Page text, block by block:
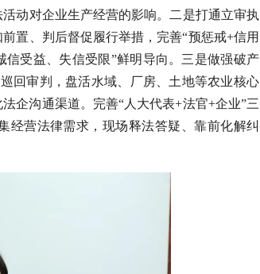
动对企业生产经营的影响。二是打通立审执
置、判后督促履行举措，完善“预惩戒+信用
受益、失信受限”鲜明导向。三是做强破产
回审判，盘活水域、厂房、土地等农业核心
企沟通渠道。完善“人大代表+法官+企业”三
经营法律需求，现场释法答疑、靠前化解纠